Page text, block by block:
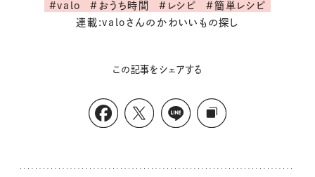
#valo #おうち時間 #レシピ
#簡単レシピ
連載:valoさんのかわいいもの探し
この記事をシェアする